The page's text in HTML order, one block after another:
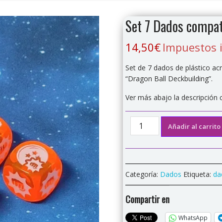
Set 7 Dados
14,50€ Impuestos
Set de 7 dados de plástico
“Dragon Ball Deckbuilding”.
Ver más abajo la
Set
"Dragon
Ball
deckbuilding"
cantidad
Añadir al carrito
Categoría: Dados Etiqueta:
Compartir en
WhatsApp